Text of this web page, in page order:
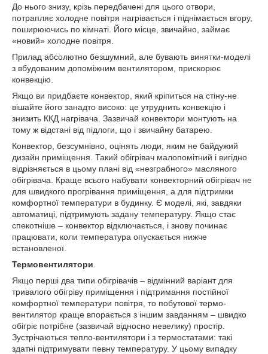
До нього знизу, крізь передбачені для цього отвори,
потрапляє холодне повітря нагрівається і піднімається вгору,
поширюючись по кімнаті. Його місце, звичайно, займає
«новий» холодне повітря.
Прилад абсолютно безшумний, але бувають винятки-моделі
з вбудованим допоміжним вентилятором, прискорює
конвекцію.
Якщо ви придбаєте конвектор, який кріпиться на стіну-не
вішайте його занадто високо: це утруднить конвекцію і
знизить ККД нагрівача. Зазвичай конвектори монтують на
тому ж відстані від підлоги, що і звичайну батарею.
Конвектор, безсумнівно, оцінять люди, яким не байдужий
дизайн приміщення. Такий обігрівач малопомітний і вигідно
відрізняється в цьому плані від «незграбного» масляного
обігрівача. Краще всього набувати конвекторний обігрівач не
для швидкого прогрівання приміщення, а для підтримки
комфортної температури в будинку. Є моделі, які, завдяки
автоматиці, підтримують задану температуру. Якщо стає
спекотніше – конвектор відключається, і знову починає
працювати, коли температура опускається нижче
встановленої.
Термовентилятори
Якщо перші два типи обігрівачів – відмінний варіант для
тривалого обігріву приміщення і підтримання постійної
комфортної температури повітря, то побутової термо-
вентилятор краще впорається з іншим завданням – швидко
обігріє потрібне (зазвичай відносно невелику) простір.
Зустрічаються тепло-вентилятори і з термостатами: такі
здатні підтримувати певну температуру. У цьому випадку